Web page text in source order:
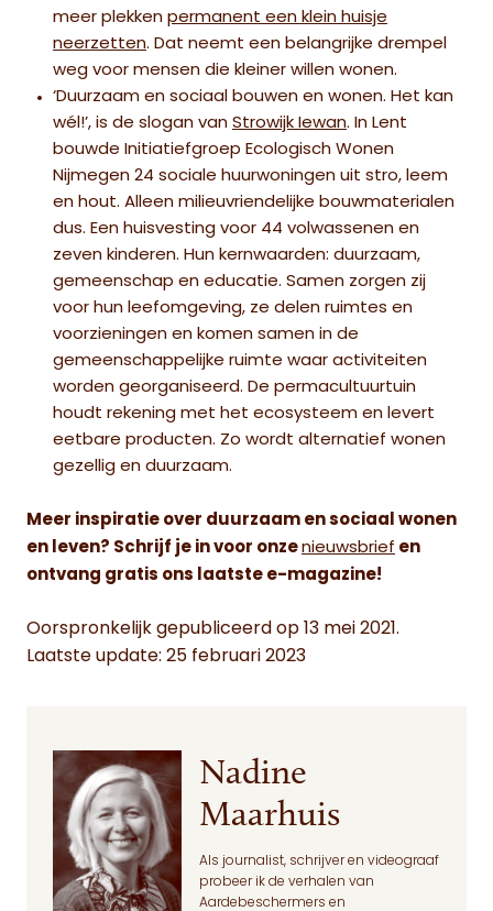
meer plekken permanent een klein huisje
neerzetten. Dat neemt een belangrijke drempel
weg voor mensen die kleiner willen wonen.
‘Duurzaam en sociaal bouwen en wonen. Het kan
wél!’, is de slogan van Strowijk Iewan. In Lent
bouwde Initiatiefgroep Ecologisch Wonen
Nijmegen 24 sociale huurwoningen uit stro, leem
en hout. Alleen milieuvriendelijke bouwmaterialen
dus. Een huisvesting voor 44 volwassenen en
zeven kinderen. Hun kernwaarden: duurzaam,
gemeenschap en educatie. Samen zorgen zij
voor hun leefomgeving, ze delen ruimtes en
voorzieningen en komen samen in de
gemeenschappelijke ruimte waar activiteiten
worden georganiseerd. De permacultuurtuin
houdt rekening met het ecosysteem en levert
eetbare producten. Zo wordt alternatief wonen
gezellig en duurzaam.
Meer inspiratie over duurzaam en sociaal wonen
en leven? Schrijf je in voor onze nieuwsbrief en
ontvang gratis ons laatste e-magazine!
Oorspronkelijk gepubliceerd op 13 mei 2021.
Laatste update: 25 februari 2023
Nadine
Maarhuis
Als journalist, schrijver en videograaf
probeer ik de verhalen van
Aardebeschermers en